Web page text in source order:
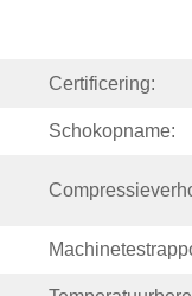
Certificering:
Schokopname: